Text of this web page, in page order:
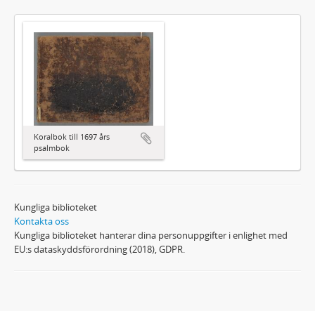
Koralbok till 1697 års
psalmbok
Kungliga biblioteket
Kontakta oss
Kungliga biblioteket hanterar dina personuppgifter i enlighet med
EU:s dataskyddsförordning (2018), GDPR.